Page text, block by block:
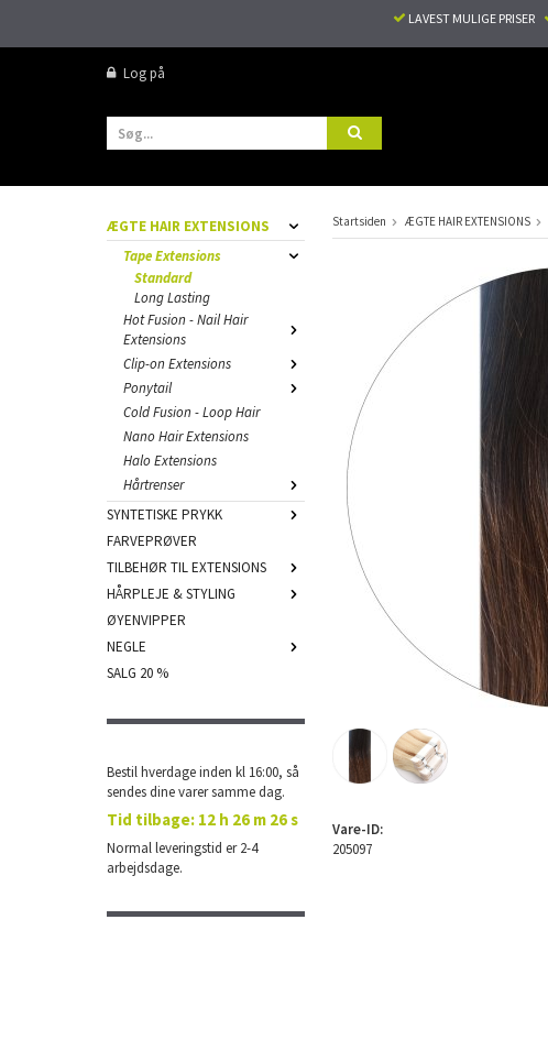
LAVEST MULIGE PRISER
Log på
ÆGTE HAIR EXTENSIONS
Tape Extensions
Standard
Long Lasting
Hot Fusion - Nail Hair
Extensions
Clip-on Extensions
Ponytail
Cold Fusion - Loop Hair
Nano Hair Extensions
Halo Extensions
Hårtrenser
SYNTETISKE PRYKK
FARVEPRØVER
TILBEHØR TIL EXTENSIONS
HÅRPLEJE & STYLING
ØYENVIPPER
NEGLE
SALG 20 %
Bestil hverdage inden kl 16:00, så
sendes dine varer samme dag.
Tid tilbage: 12 h 26 m 25 s
Normal leveringstid er 2-4
arbejdsdage.
Startsiden ÆGTE HAIR EXTENSIONS
Vare-ID:
205097